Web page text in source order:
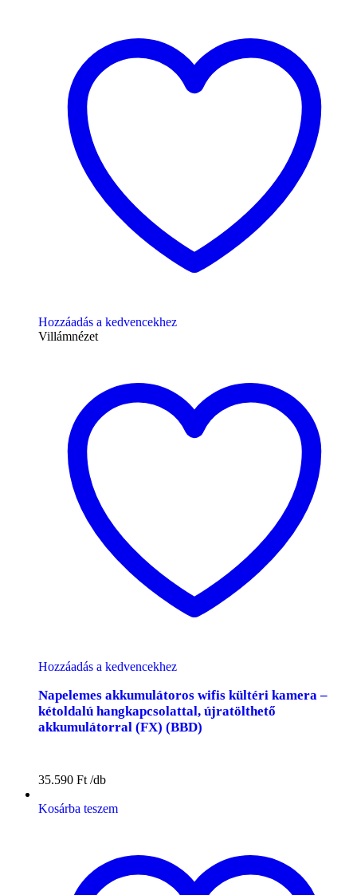
Hozzáadás a kedvencekhez
Villámnézet
Hozzáadás a kedvencekhez
Napelemes akkumulátoros wifis kültéri kamera –
kétoldalú hangkapcsolattal, újratölthető
akkumulátorral (FX) (BBD)
35.590 Ft
Kosárba teszem